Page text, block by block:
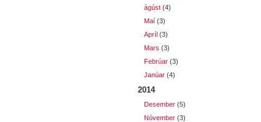
ágúst (4)
Maí (3)
Apríl (3)
Mars (3)
Febrúar (3)
Janúar (4)
2014
Desember (5)
Nóvember (3)